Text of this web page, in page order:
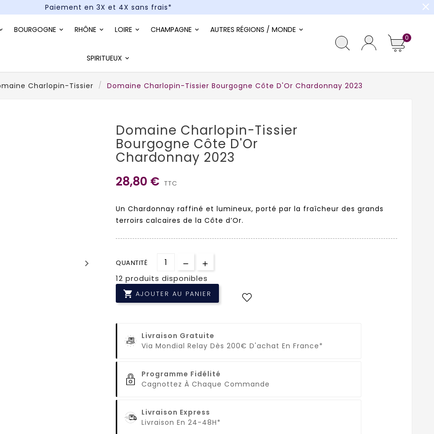
Paiement en 3X et 4X sans frais*
close
BOURGOGNE RHÔNE LOIRE CHAMPAGNE AUTRES RÉGIONS / MONDE
SPIRITUEUX
0
Charlopin-Tissier Domaine Charlopin-Tissier Bourgogne Côte D'Or Chardonnay 2023
keyboard_arrow_right
Domaine Charlopin-Tissier
Bourgogne Côte D'Or
Chardonnay 2023
28,80 € TTC
Un Chardonnay raffiné et lumineux, porté par la fraîcheur des grands
terroirs calcaires de la Côte d’Or.
QUANTITÉ
12 produits disponibles
 AJOUTER AU PANIER
Livraison Gratuite
Via Mondial Relay Dès 200€ D'achat En France*
Programme Fidélité
Cagnottez À Chaque Commande
Livraison Express
Livraison En 24-48H*